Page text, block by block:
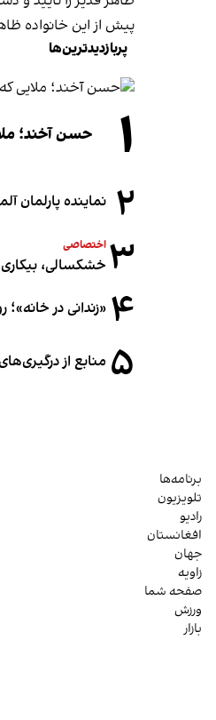
پیش از این خانواده
پربازدیدترین‌ها
۱ حسن آخند؛
۲ نماینده پارلمان
۳ اختصاصی
خشکسالی، بیکاری
۴ «زندانی در
۵ منابع از
برنامه‌ها
تلویزیون
رادیو
افغانستان
جهان
زاویه
صفحه شما
ورزش
بازار